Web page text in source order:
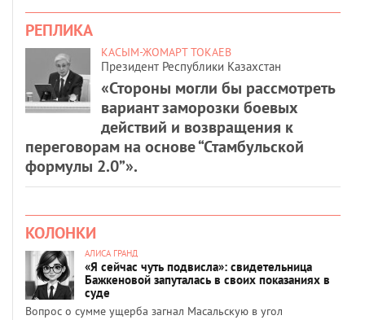
РЕПЛИКА
КАСЫМ-ЖОМАРТ ТОКАЕВ
Президент Республики Казахстан
«Стороны могли бы рассмотреть
вариант заморозки боевых
действий и возвращения к
переговорам на основе “Стамбульской
формулы 2.0”».
КОЛОНКИ
АЛИСА ГРАНД
«Я сейчас чуть подвисла»: свидетельница
Бажкеновой запуталась в своих показаниях в
суде
Вопрос о сумме ущерба загнал Масальскую в угол